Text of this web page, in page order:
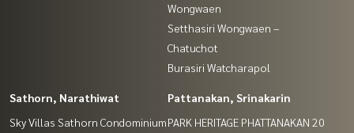
Wongwaen
Setthasiri Wongwaen –
Chatuchot
Burasiri Watcharapol
Sathorn, Narathiwat
Sky Villas Sathorn Condominium
Pattanakan, Srinakarin
PARK HERITAGE PHATTANAKAN 20